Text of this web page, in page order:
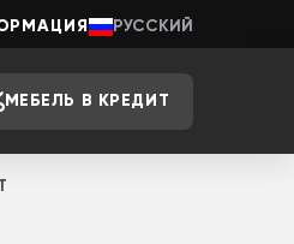
РУССКИЙ
МЕБЕЛЬ В КРЕДИТ